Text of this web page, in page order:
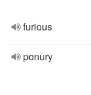
furious
ponury